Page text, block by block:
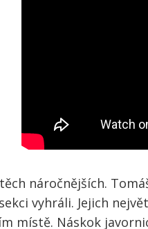
náročnějších.
vyhráli. Jejich
místě. Náskok